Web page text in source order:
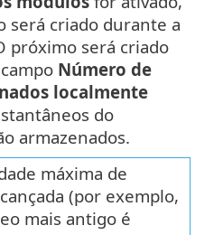
será criado durante a
próximo será criado
Número de
localmente
do
armazenados.
máxima de
(por exemplo,
mais antigo é